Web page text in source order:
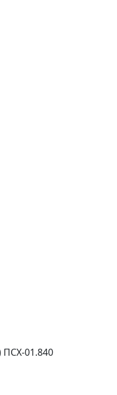
ПСХ-01.840